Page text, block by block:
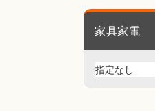
家具家電